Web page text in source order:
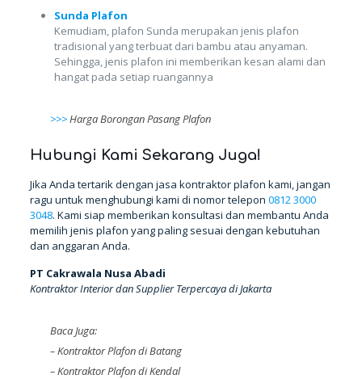
Sunda Plafon
Kemudiam, plafon Sunda merupakan jenis plafon
tradisional yang terbuat dari bambu atau anyaman.
Sehingga, jenis plafon ini memberikan kesan alami dan
hangat pada setiap ruangannya
>>>Harga Borongan Pasang Plafon
Hubungi Kami Sekarang Juga!
Jika Anda tertarik dengan jasa kontraktor plafon kami, jangan
ragu untuk menghubungi kami di nomor telepon 0812 3000
3048. Kami siap memberikan konsultasi dan membantu Anda
memilih jenis plafon yang paling sesuai dengan kebutuhan
dan anggaran Anda.
PT Cakrawala Nusa Abadi
Kontraktor Interior dan Supplier Terpercaya di Jakarta
Baca Juga:
–Kontraktor Plafon di Batang
–Kontraktor Plafon di Kendal